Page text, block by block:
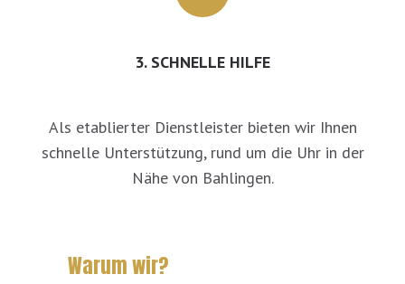
3. SCHNELLE HILFE
Als etablierter Dienstleister bieten wir Ihnen
schnelle Unterstützung, rund um die Uhr in der
Nähe von Bahlingen.
Warum wir?